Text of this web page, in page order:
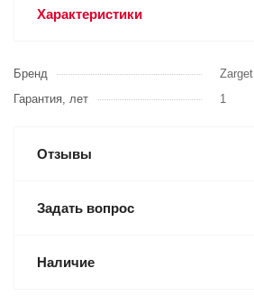
Характеристики
Бренд
Zarget
Гарантия, лет
1
Отзывы
Задать вопрос
Наличие